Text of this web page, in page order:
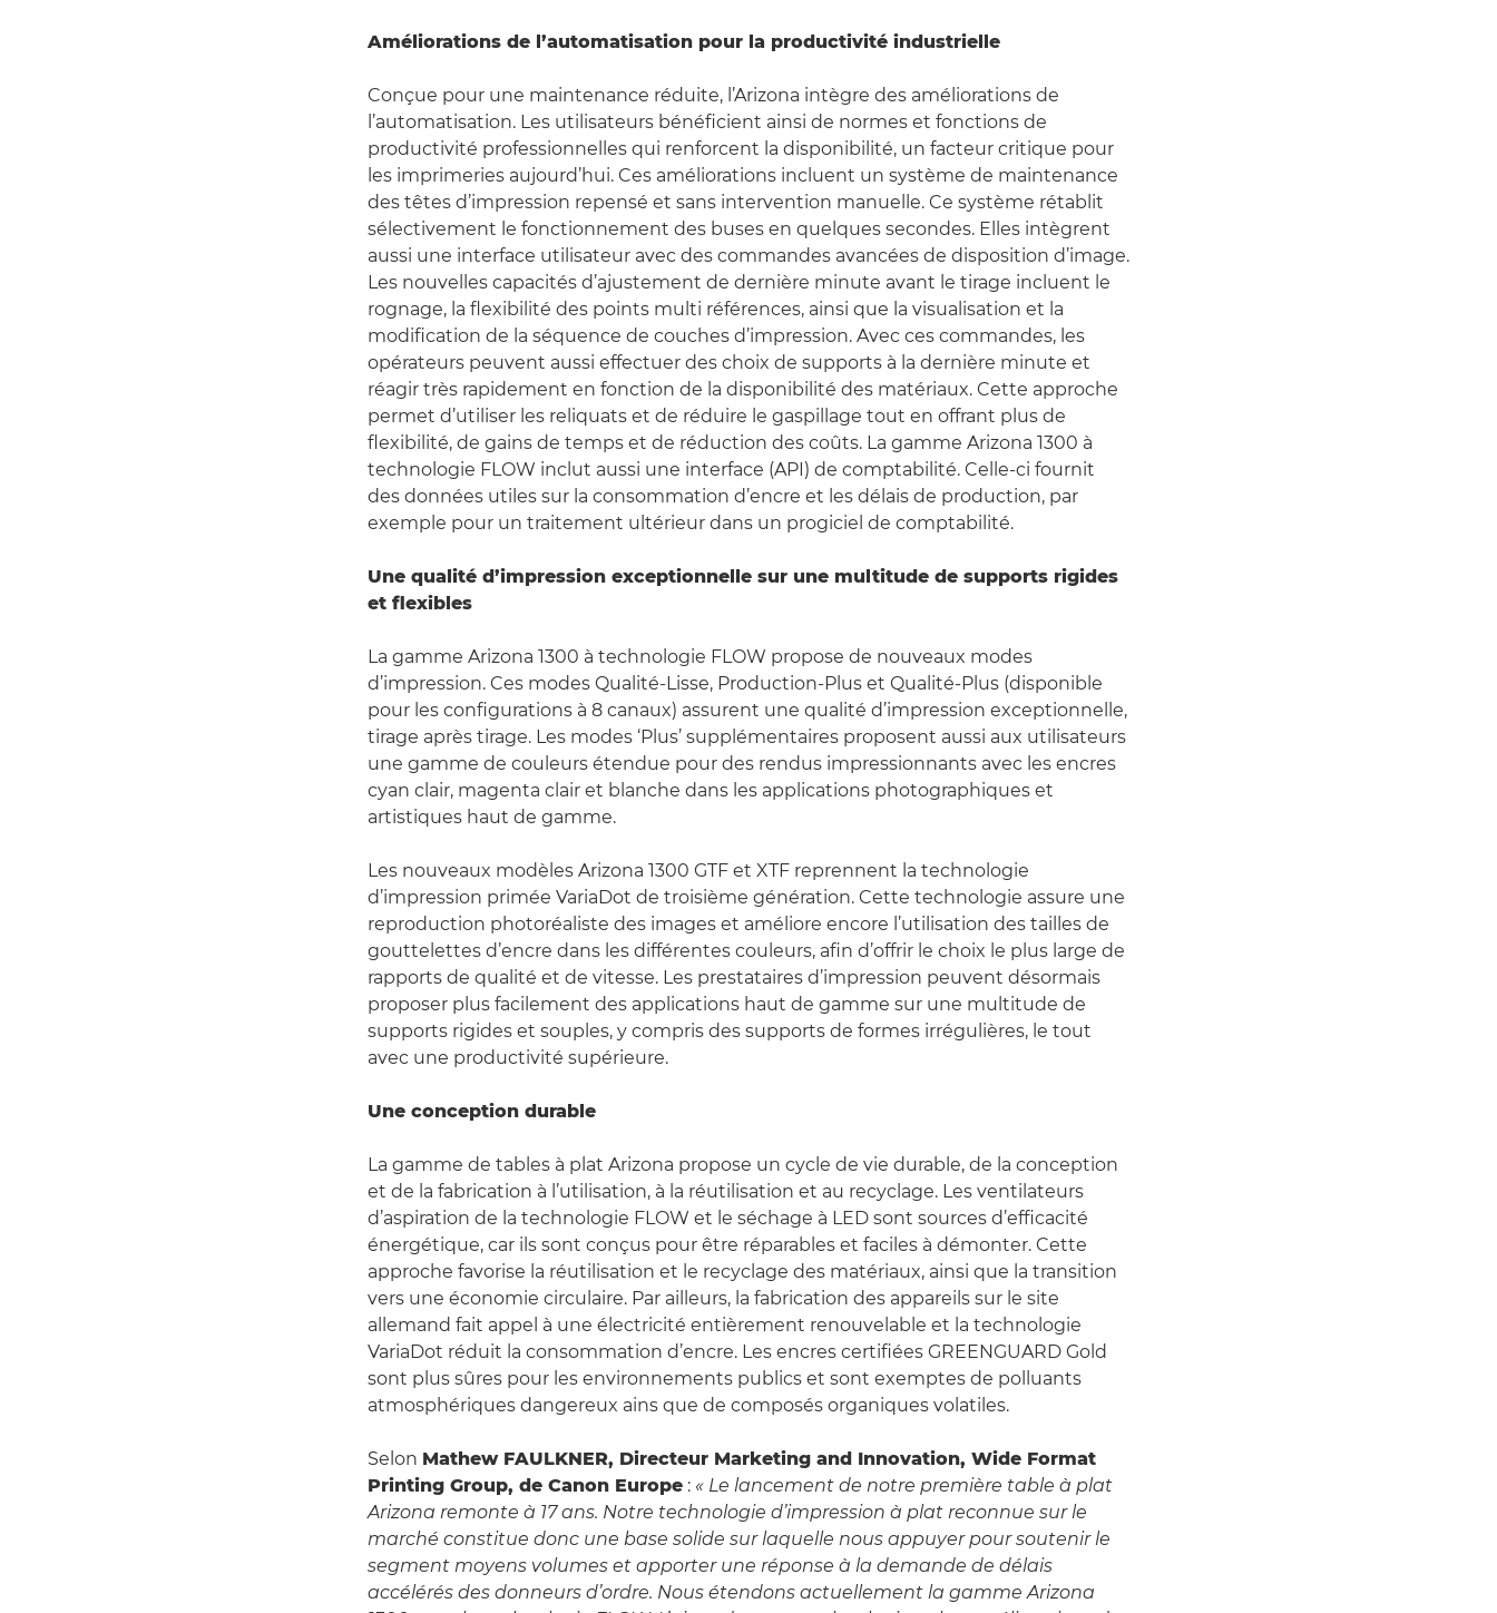
Améliorations de l’automatisation pour la productivité industrielle
Conçue pour une maintenance réduite, l’Arizona intègre des améliorations de
l’automatisation. Les utilisateurs bénéficient ainsi de normes et fonctions de
productivité professionnelles qui renforcent la disponibilité, un facteur critique pour
les imprimeries aujourd’hui. Ces améliorations incluent un système de maintenance
des têtes d’impression repensé et sans intervention manuelle. Ce système rétablit
sélectivement le fonctionnement des buses en quelques secondes. Elles intègrent
aussi une interface utilisateur avec des commandes avancées de disposition d’image.
Les nouvelles capacités d’ajustement de dernière minute avant le tirage incluent le
rognage, la flexibilité des points multi références, ainsi que la visualisation et la
modification de la séquence de couches d’impression. Avec ces commandes, les
opérateurs peuvent aussi effectuer des choix de supports à la dernière minute et
réagir très rapidement en fonction de la disponibilité des matériaux. Cette approche
permet d’utiliser les reliquats et de réduire le gaspillage tout en offrant plus de
flexibilité, de gains de temps et de réduction des coûts. La gamme Arizona 1300 à
technologie FLOW inclut aussi une interface (API) de comptabilité. Celle-ci fournit
des données utiles sur la consommation d’encre et les délais de production, par
exemple pour un traitement ultérieur dans un progiciel de comptabilité.
Une qualité d’impression exceptionnelle sur une multitude de supports rigides
et flexibles
La gamme Arizona 1300 à technologie FLOW propose de nouveaux modes
d’impression. Ces modes Qualité-Lisse, Production-Plus et Qualité-Plus (disponible
pour les configurations à 8 canaux) assurent une qualité d’impression exceptionnelle,
tirage après tirage. Les modes ‘Plus’ supplémentaires proposent aussi aux utilisateurs
une gamme de couleurs étendue pour des rendus impressionnants avec les encres
cyan clair, magenta clair et blanche dans les applications photographiques et
artistiques haut de gamme.
Les nouveaux modèles Arizona 1300 GTF et XTF reprennent la technologie
d’impression primée VariaDot de troisième génération. Cette technologie assure une
reproduction photoréaliste des images et améliore encore l’utilisation des tailles de
gouttelettes d’encre dans les différentes couleurs, afin d’offrir le choix le plus large de
rapports de qualité et de vitesse. Les prestataires d’impression peuvent désormais
proposer plus facilement des applications haut de gamme sur une multitude de
supports rigides et souples, y compris des supports de formes irrégulières, le tout
avec une productivité supérieure.
Une conception durable
La gamme de tables à plat Arizona propose un cycle de vie durable, de la conception
et de la fabrication à l’utilisation, à la réutilisation et au recyclage. Les ventilateurs
d’aspiration de la technologie FLOW et le séchage à LED sont sources d’efficacité
énergétique, car ils sont conçus pour être réparables et faciles à démonter. Cette
approche favorise la réutilisation et le recyclage des matériaux, ainsi que la transition
vers une économie circulaire. Par ailleurs, la fabrication des appareils sur le site
allemand fait appel à une électricité entièrement renouvelable et la technologie
VariaDot réduit la consommation d’encre. Les encres certifiées GREENGUARD Gold
sont plus sûres pour les environnements publics et sont exemptes de polluants
atmosphériques dangereux ains que de composés organiques volatiles.
Selon Mathew FAULKNER, Directeur Marketing and Innovation, Wide Format
Printing Group, de Canon Europe : « Le lancement de notre première table à plat
Arizona remonte à 17 ans. Notre technologie d’impression à plat reconnue sur le
marché constitue donc une base solide sur laquelle nous appuyer pour soutenir le
segment moyens volumes et apporter une réponse à la demande de délais
accélérés des donneurs d’ordre. Nous étendons actuellement la gamme Arizona